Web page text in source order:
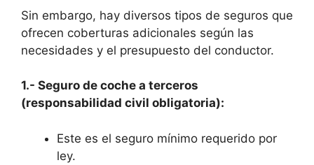
Sin embargo, hay diversos tipos de seguros que
ofrecen coberturas adicionales según las
necesidades y el presupuesto del conductor.
1.- Seguro de coche a terceros
(responsabilidad civil obligatoria):
Este es el seguro mínimo requerido por
ley.